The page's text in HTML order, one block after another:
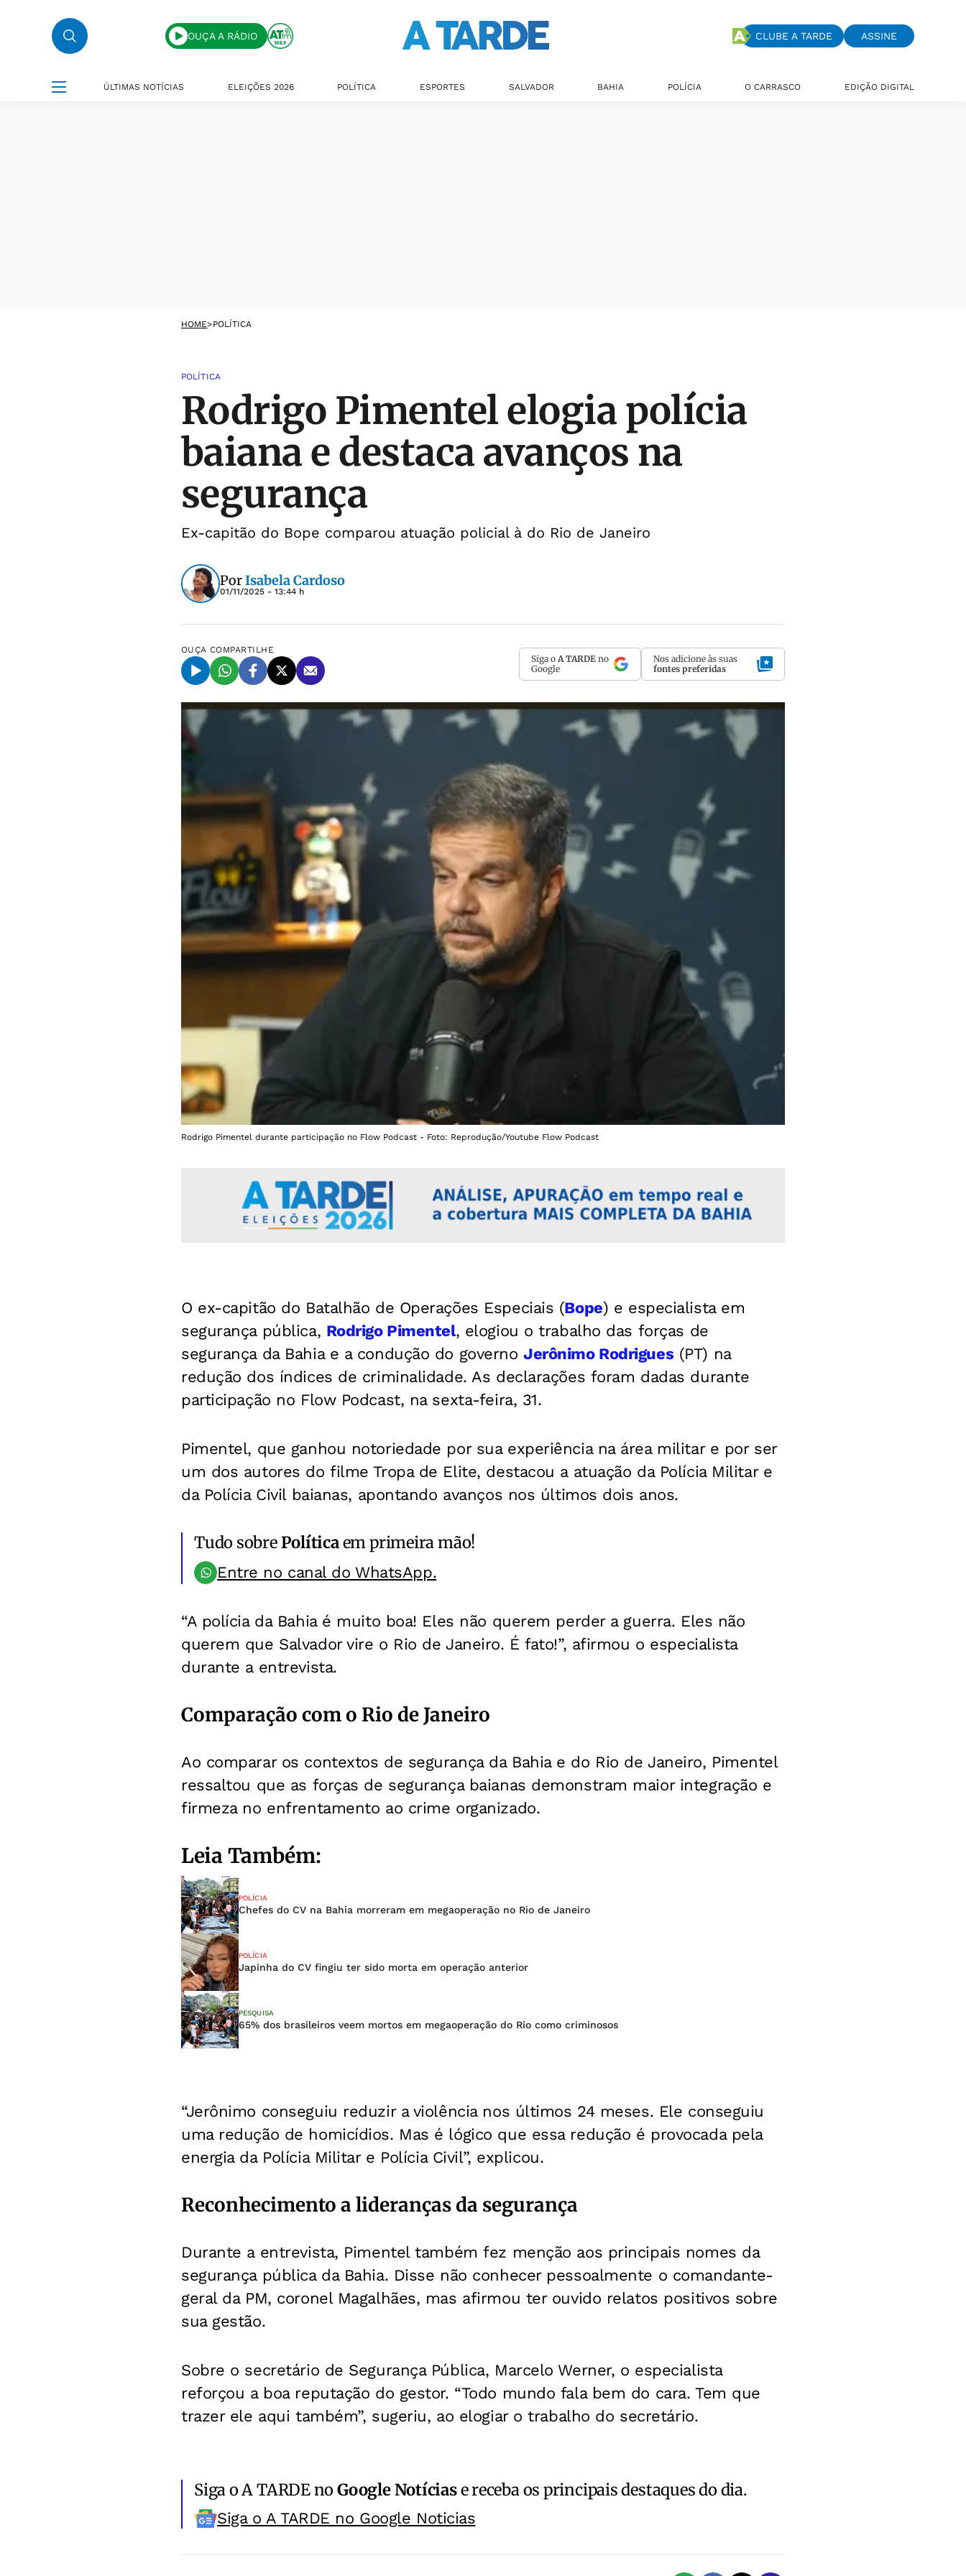
OUÇA A RÁDIO CLUBE A TARDE ASSINE
ÚLTIMAS NOTÍCIAS ELEIÇÕES 2026 POLÍTICA ESPORTES SALVADOR BAHIA POLÍCIA O CARRASCO EDIÇÃO DIGITAL
HOME>POLÍTICA
POLÍTICA
Rodrigo Pimentel elogia polícia
baiana e destaca avanços na
segurança
Ex-capitão do Bope comparou atuação policial à do Rio de Janeiro
PorIsabela Cardoso
01/11/2025 - 13:44 h
OUÇA COMPARTILHE
Siga o A TARDE no
Google
Nos adicione às suas
fontes preferidas
Rodrigo Pimentel durante participação no Flow Podcast - Foto: Reprodução/Youtube Flow Podcast
O ex-capitão do Batalhão de Operações Especiais (Bope) e especialista em
segurança pública, Rodrigo Pimentel, elogiou o trabalho das forças de
segurança da Bahia e a condução do governoJerônimo Rodrigues (PT) na
redução dos índices de criminalidade. As declarações foram dadas durante
participação no Flow Podcast, na sexta-feira, 31.
Pimentel, que ganhou notoriedade por sua experiência na área militar e por ser
um dos autores do filme Tropa de Elite, destacou a atuação da Polícia Militar e
da Polícia Civil baianas, apontando avanços nos últimos dois anos.
Tudo sobrePolíticaem primeira mão!
Entre no canal do WhatsApp.
“A polícia da Bahia é muito boa! Eles não querem perder a guerra. Eles não
querem que Salvador vire o Rio de Janeiro. É fato!”, afirmou o especialista
durante a entrevista.
Comparação com o Rio de Janeiro
Ao comparar os contextos de segurança da Bahia e do Rio de Janeiro, Pimentel
ressaltou que as forças de segurança baianas demonstram maior integração e
firmeza no enfrentamento ao crime organizado.
Leia Também:
POLÍCIA
Chefes do CV na Bahia morreram em megaoperação no Rio de Janeiro
POLÍCIA
Japinha do CV fingiu ter sido morta em operação anterior
PESQUISA
65% dos brasileiros veem mortos em megaoperação do Rio como criminosos
“Jerônimo conseguiu reduzir a violência nos últimos 24 meses. Ele conseguiu
uma redução de homicídios. Mas é lógico que essa redução é provocada pela
energia da Polícia Militar e Polícia Civil”, explicou.
Reconhecimento a lideranças da segurança
Durante a entrevista, Pimentel também fez menção aos principais nomes da
segurança pública da Bahia. Disse não conhecer pessoalmente o comandante-
geral da PM, coronel Magalhães, mas afirmou ter ouvido relatos positivos sobre
sua gestão.
Sobre o secretário de Segurança Pública, Marcelo Werner, o especialista
reforçou a boa reputação do gestor. “Todo mundo fala bem do cara. Tem que
trazer ele aqui também”, sugeriu, ao elogiar o trabalho do secretário.
Siga o A TARDE noGoogle Notíciase receba os principais destaques do dia.
Siga o A TARDE no Google Noticias